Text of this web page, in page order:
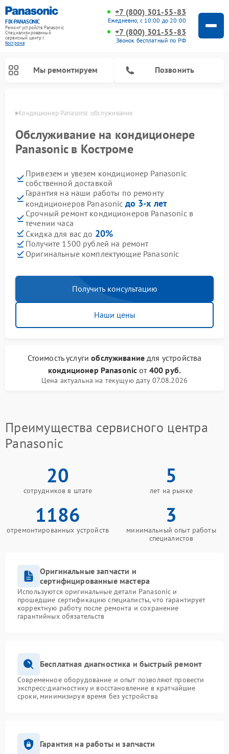
FIX-PANASONIC
Ремонт устройств Panasonic
Специализированный
cервисный центр г.
Кострома
+7 (800) 301-55-83
Ежедневно, с 10:00 до 20:00
+7 (800) 301-55-83
Звонок бесплатный по РФ
Мы ремонтируем Позвонить
Кондиционер Panasonic обслуживание
Обслуживание на кондиционере
Panasonic в Костроме
Привезем и увезем кондиционер Panasonic
собственной доставкой
Гарантия на наши работы по ремонту
кондиционеров Panasonic до 3-х лет
Срочный ремонт кондиционеров Panasonic в
течении часа
Скидка для вас до 20%
Получите 1500 рублей на ремонт
Оригинальные комплектующие Panasonic
Получить консультацию
Наши цены
Стоимость услугиобслуживание для устройства
кондиционер Panasonic от 400 руб.
Цена актуальна на текущую дату 07.08.2026
Преимущества сервисного центра
Panasonic
20
сотрудников в штате
5
лет на рынке
1186
отремонтированных устройств
3
минимальный опыт работы
специалистов
Оригинальные запчасти и
сертифицированные мастера
Используются оригинальные детали Panasonic и
прошедшие сертификацию специалисты, что гарантирует
корректную работу после ремонта и сохранение
гарантийных обязательств
Бесплатная диагностика и быстрый ремонт
Современное оборудование и опыт позволяют провести
экспресс-диагностику и восстановление в кратчайшие
сроки, минимизируя время без устройства
Гарантия на работы и запчасти